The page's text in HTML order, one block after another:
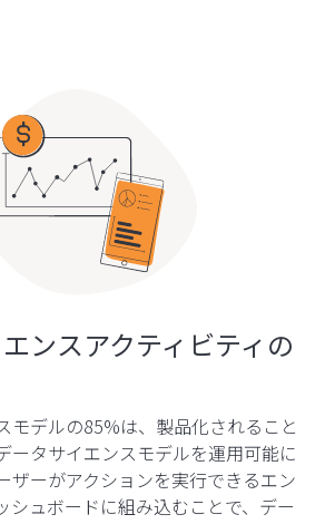
ンスアクティビティの
モデルの85%は、製品化されること
ータサイエンスモデルを運用可能に
ザーがアクションを実行できるエン
シュボードに組み込むことで、デー